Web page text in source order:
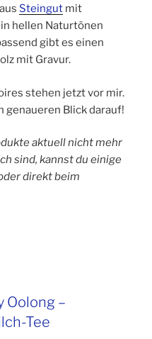
Steingut mit
hellen Naturtönen
gibt es einen
mit Gravur.
stehen jetzt vor mir.
genaueren Blick darauf!
aktuell nicht mehr
sind, kannst du einige
direkt beim
Oolong –
Tee